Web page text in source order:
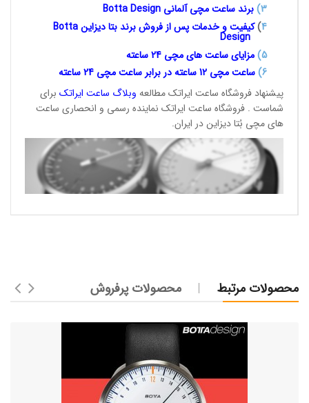
3
)برند ساعت مچی آلمانی Botta Design
4
)کیفیت و خدمات پس از فروش برند بتا دیزاینBotta
Design
5) مزایای ساعت های مچی 24
ساعته
6) ساعت مچی 12 ساعته در برابر ساعت
مچی 24 ساعته
پیشنهاد فروشگاه ساعت ایراتک مطالعه وبلاگ ساعت ایراتک برای
شماست . فروشگاه ساعت ایراتک نماینده رسمی و انحصاری ساعت
های مچی بُتا دیزاین در ایران.
محصولات مرتبط محصولات پرفروش